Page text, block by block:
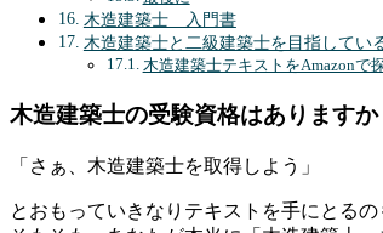
木造建築士 入門書
木造建築士と二級建築士を目指して
木造建築士テキストをAmazonで
木造建築士の受験資格はありますか
「さぁ、木造建築士を取得しよう」
とおもっていきなりテキストを手にとる